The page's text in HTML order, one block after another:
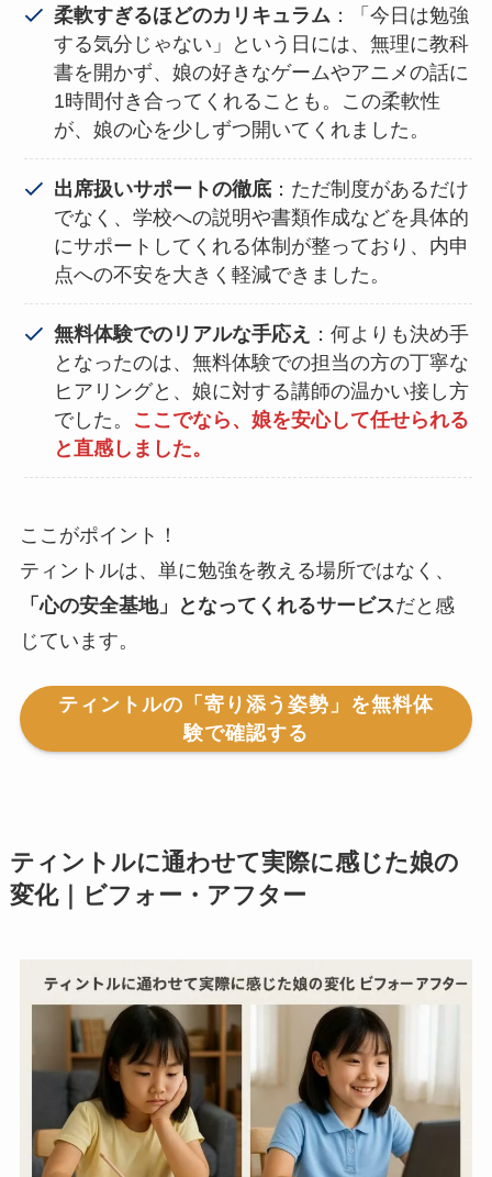
柔軟すぎるほどのカリキュラム ：「今日は勉強
する気分じゃない」という日には、無理に教科
書を開かず、娘の好きなゲームやアニメの話に
1時間付き合ってくれることも。この柔軟性
が、娘の心を少しずつ開いてくれました。
出席扱いサポートの徹底 ：ただ制度があるだけ
でなく、学校への説明や書類作成などを具体的
にサポートしてくれる体制が整っており、内申
点への不安を大きく軽減できました。
無料体験でのリアルな手応え
：何よりも決め手
となったのは、無料体験での担当の方の丁寧な
ヒアリングと、娘に対する講師の温かい接し方
でした。 ここでなら、娘を安心して任せられる
と直感しました。
ここがポイント！
ティントルは、単に勉強を教える場所ではなく、
「心の安全基地」となってくれるサービスだと感
じています。
ティントルの「寄り添う姿勢」を無料体
験で確認する
ティントルに通わせて実際に感じた娘の
変化｜ビフォー・アフター